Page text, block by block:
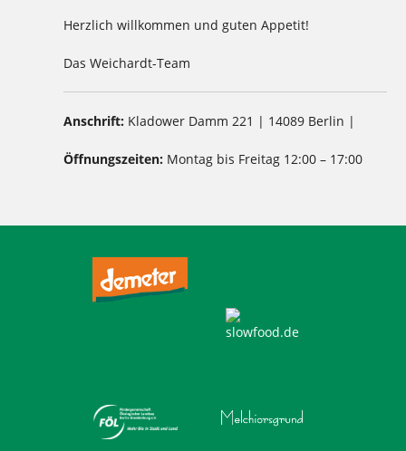
Herzlich willkommen und guten Appetit!
Das Weichardt-Team
Anschrift: Kladower Damm 221 | 14089 Berlin |
Öffnungszeiten: Montag bis Freitag 12:00 – 17:00